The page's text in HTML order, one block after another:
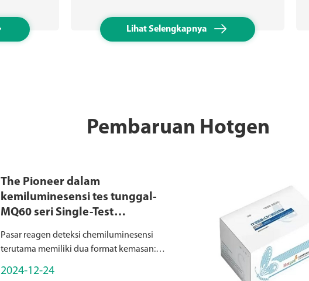
Lihat Selengkapnya 
Pembaruan Hotgen
The Pioneer dalam
kemiluminesensi tes tunggal-
MQ60 seri Single-Test
Chemiluminescence Detection
Reagents
Pasar reagen deteksi chemiluminesensi
terutama memiliki dua format kemasan:
2024-12-24